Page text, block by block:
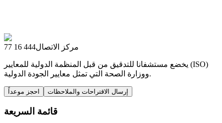
مركز الاتصال444 16 77
يخضع مستشفانا للتدقيق من قبل المنظمة الدولية للمعايير (ISO)
ووزارة الصحة التي تمثل معايير الجودة الدولية.
احجز موعداً إرسال الاقتراحات والملاحظات
قائمة السريعة